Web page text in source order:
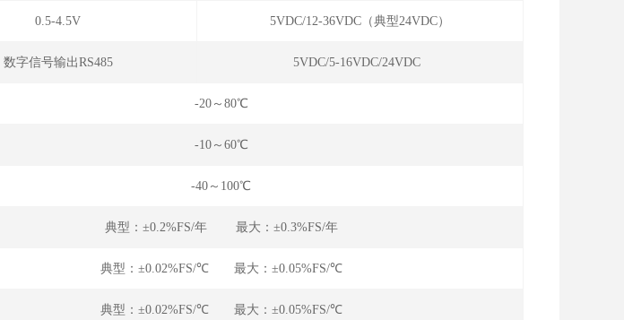
0.5-4.5V 5VDC/12-36VDC（典型24VDC）
数字信号输出RS485 5VDC/5-16VDC/24VDC
-20～80℃
-10～60℃
-40～100℃
典型：±0.2%FS/年 最大：±0.3%FS/年
典型：±0.02%FS/℃ 最大：±0.05%FS/℃
典型：±0.02%FS/℃ 最大：±0.05%FS/℃